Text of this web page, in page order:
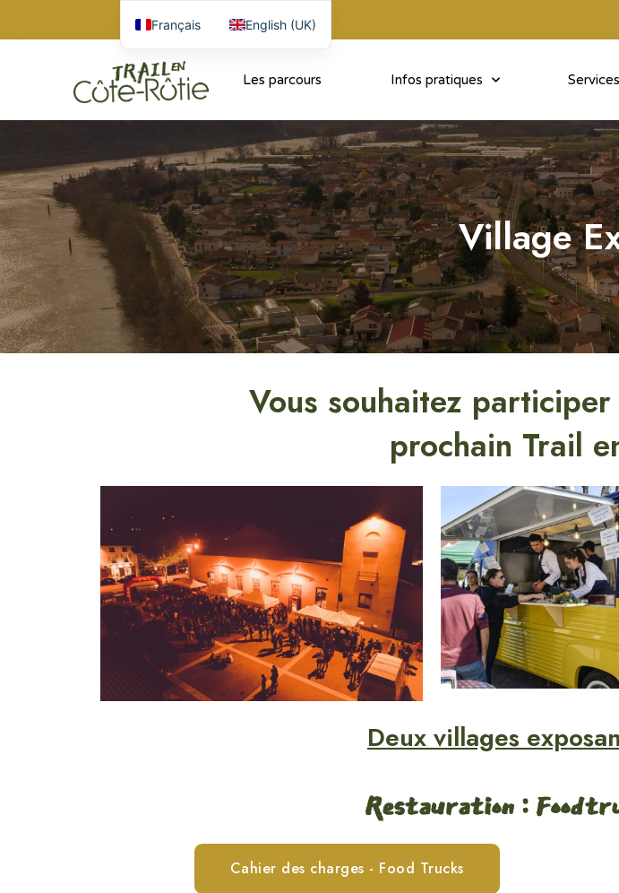
Les parcours Infos pratiques Services
Village
Vous souhaitez
prochain Trail
Deux villages
Restauration :
Cahier des charges - Food Trucks
Français English (UK)